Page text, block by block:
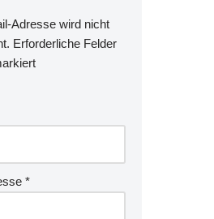
Adresse wird nicht
Erforderliche Felder
*